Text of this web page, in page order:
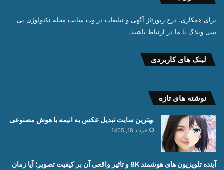
برای همکاری، درج رپورتاژ آگهی و تبلیغات در وب سایت مجله تکنولوژی پی
سی وبلاگ با ما در ارتباط باشید.
لینک های کاربردی
نوشته های تازه
بهترین سایت تبدیل عکس به انیمه با هوش مصنوعی
خرداد 18, 1405
آینده تلویزیون های هوشمند 8K و تاثیر واقعی آن بر کیفیت تصویر؛ آیا زمان